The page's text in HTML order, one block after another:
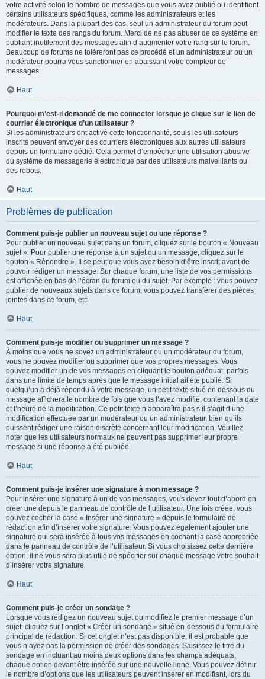
votre activité selon le nombre de messages que vous avez publié ou identifient
certains utilisateurs spécifiques, comme les administrateurs et les
modérateurs. Dans la plupart des cas, seul un administrateur du forum peut
modifier le texte des rangs du forum. Merci de ne pas abuser de ce système en
publiant inutilement des messages afin d’augmenter votre rang sur le forum.
Beaucoup de forums ne toléreront pas ce procédé et un administrateur ou un
modérateur pourra vous sanctionner en abaissant votre compteur de
messages.
Haut
Pourquoi m’est-il demandé de me connecter lorsque je clique sur le lien de
courrier électronique d’un utilisateur ?
Si les administrateurs ont activé cette fonctionnalité, seuls les utilisateurs
inscrits peuvent envoyer des courriers électroniques aux autres utilisateurs
depuis un formulaire dédié. Cela permet d’empêcher une utilisation abusive
du système de messagerie électronique par des utilisateurs malveillants ou
des robots.
Haut
Problèmes de publication
Comment puis-je publier un nouveau sujet ou une réponse ?
Pour publier un nouveau sujet dans un forum, cliquez sur le bouton « Nouveau
sujet ». Pour publier une réponse à un sujet ou un message, cliquez sur le
bouton « Répondre ». Il se peut que vous ayez besoin d’être inscrit avant de
pouvoir rédiger un message. Sur chaque forum, une liste de vos permissions
est affichée en bas de l’écran du forum ou du sujet. Par exemple : vous pouvez
publier de nouveaux sujets dans ce forum, vous pouvez transférer des pièces
jointes dans ce forum, etc.
Haut
Comment puis-je modifier ou supprimer un message ?
À moins que vous ne soyez un administrateur ou un modérateur du forum,
vous ne pouvez modifier ou supprimer que vos propres messages. Vous
pouvez modifier un de vos messages en cliquant le bouton adéquat, parfois
dans une limite de temps après que le message initial ait été publié. Si
quelqu’un a déjà répondu à votre message, un petit texte situé en dessous du
message affichera le nombre de fois que vous l’avez modifié, contenant la date
et l’heure de la modification. Ce petit texte n’apparaîtra pas s’il s’agit d’une
modification effectuée par un modérateur ou un administrateur, bien qu’ils
puissent rédiger une raison discrète concernant leur modification. Veuillez
noter que les utilisateurs normaux ne peuvent pas supprimer leur propre
message si une réponse a été publiée.
Haut
Comment puis-je insérer une signature à mon message ?
Pour insérer une signature à un de vos messages, vous devez tout d’abord en
créer une depuis le panneau de contrôle de l’utilisateur. Une fois créée, vous
pouvez cocher la case « Insérer une signature » depuis le formulaire de
rédaction afin d’insérer votre signature. Vous pouvez également ajouter une
signature qui sera insérée à tous vos messages en cochant la case appropriée
dans le panneau de contrôle de l’utilisateur. Si vous choisissez cette dernière
option, il ne vous sera plus utile de spécifier sur chaque message votre souhait
d’insérer votre signature.
Haut
Comment puis-je créer un sondage ?
Lorsque vous rédigez un nouveau sujet ou modifiez le premier message d’un
sujet, cliquez sur l’onglet « Créer un sondage » situé en-dessous du formulaire
principal de rédaction. Si cet onglet n’est pas disponible, il est probable que
vous n’ayez pas la permission de créer des sondages. Saisissez le titre du
sondage en incluant au moins deux options dans les champs adéquats,
chaque option devant être insérée sur une nouvelle ligne. Vous pouvez définir
le nombre d’options que les utilisateurs peuvent insérer en modifiant, lors du